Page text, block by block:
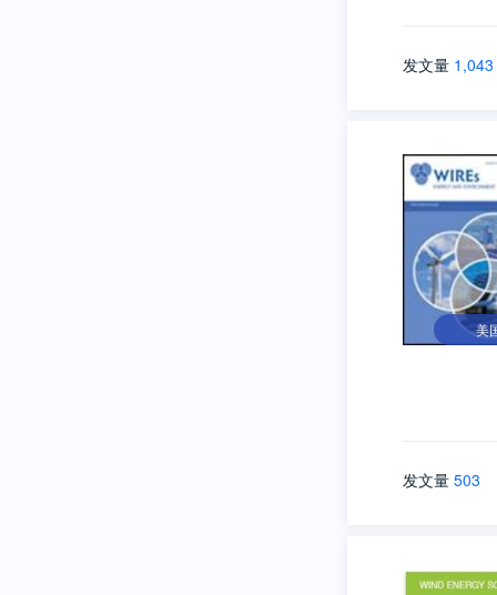
发文量 1,043
美
发文量 503